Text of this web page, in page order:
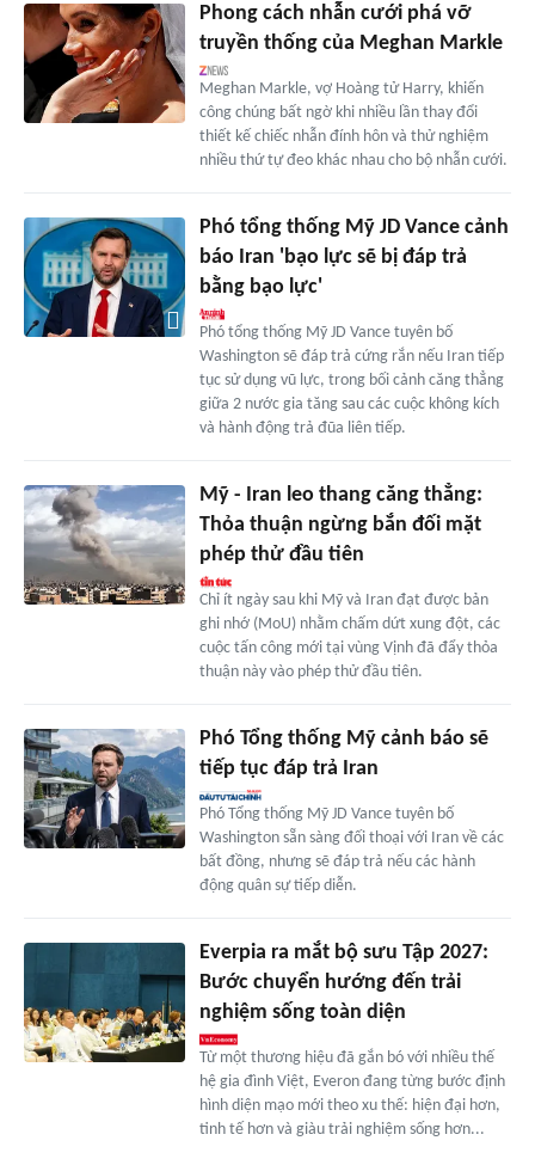
Phong cách nhẫn cưới phá vỡ
truyền thống của Meghan Markle
Meghan Markle, vợ Hoàng tử Harry, khiến
công chúng bất ngờ khi nhiều lần thay đổi
thiết kế chiếc nhẫn đính hôn và thử nghiệm
nhiều thứ tự đeo khác nhau cho bộ nhẫn cưới.
Phó tổng thống Mỹ JD Vance cảnh
báo Iran 'bạo lực sẽ bị đáp trả
bằng bạo lực'
Phó tổng thống Mỹ JD Vance tuyên bố
Washington sẽ đáp trả cứng rắn nếu Iran tiếp
tục sử dụng vũ lực, trong bối cảnh căng thẳng
giữa 2 nước gia tăng sau các cuộc không kích
và hành động trả đũa liên tiếp.
Mỹ - Iran leo thang căng thẳng:
Thỏa thuận ngừng bắn đối mặt
phép thử đầu tiên
Chỉ ít ngày sau khi Mỹ và Iran đạt được bản
ghi nhớ (MoU) nhằm chấm dứt xung đột, các
cuộc tấn công mới tại vùng Vịnh đã đẩy thỏa
thuận này vào phép thử đầu tiên.
Phó Tổng thống Mỹ cảnh báo sẽ
tiếp tục đáp trả Iran
Phó Tổng thống Mỹ JD Vance tuyên bố
Washington sẵn sàng đối thoại với Iran về các
bất đồng, nhưng sẽ đáp trả nếu các hành
động quân sự tiếp diễn.
Everpia ra mắt bộ sưu Tập 2027:
Bước chuyển hướng đến trải
nghiệm sống toàn diện
Từ một thương hiệu đã gắn bó với nhiều thế
hệ gia đình Việt, Everon đang từng bước định
hình diện mạo mới theo xu thế: hiện đại hơn,
tinh tế hơn và giàu trải nghiệm sống hơn...